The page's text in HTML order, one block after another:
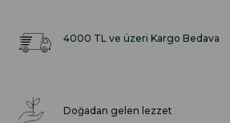
4000 TL ve üzeri Kargo Bedava
Doğadan gelen lezzet